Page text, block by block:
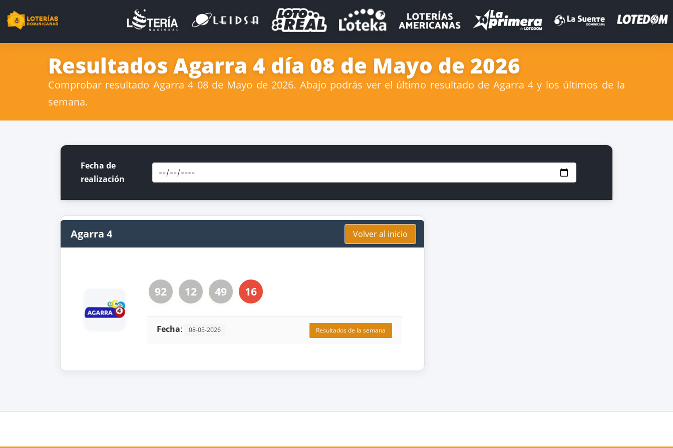
Resultados Agarra 4 día 08 de Mayo de 2026
Comprobar resultado Agarra 4 08 de Mayo de 2026. Abajo podrás ver el último resultado de Agarra 4 y los últimos de la
semana.
Fecha de
realización
Agarra 4 Volver al inicio
92 12 49 16
Fecha: 08-05-2026 Resultados de la semana